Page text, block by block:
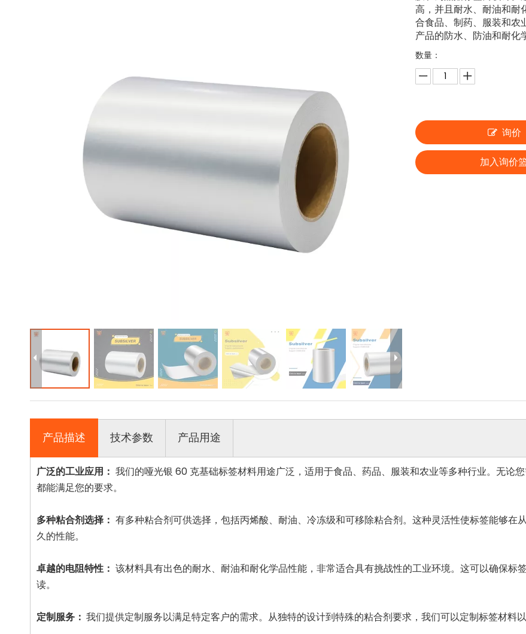
高，并且耐水、耐油和耐
合食品、制药、服装和农
产品的防水、防油和耐化
数量：
询价
加入询价
产品描述 技术参数 产品用途
广泛的工业应用： 我们的哑光银 60 克基础标签材料用途广泛，适用于食品、药品、服装和农业等多种行业。无论
都能满足您的要求。
多种粘合剂选择： 有多种粘合剂可供选择，包括丙烯酸、耐油、冷冻级和可移除粘合剂。这种灵活性使标签能够在
久的性能。
卓越的电阻特性： 该材料具有出色的耐水、耐油和耐化学品性能，非常适合具有挑战性的工业环境。这可以确保标
读。
定制服务： 我们提供定制服务以满足特定客户的需求。从独特的设计到特殊的粘合剂要求，我们可以定制标签材料